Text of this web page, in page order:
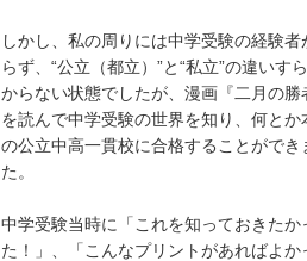
しかし、私の周りには中学受験の経験者
らず、“公立（都立）”と“私立”の違いす
からない状態でしたが、漫画『二月の勝
を読んで中学受験の世界を知り、何とか
の公立中高一貫校に合格することができ
た。
中学受験当時に「これを知っておきたか
た！」、「こんなプリントがあればよか